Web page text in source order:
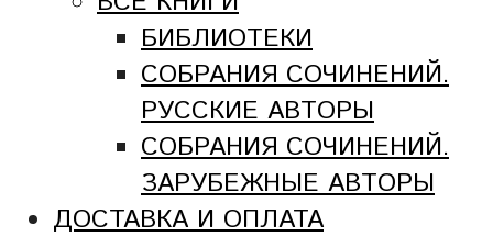
БИБЛИОТЕКИ
СОБРАНИЯ СОЧИНЕНИЙ.
РУССКИЕ АВТОРЫ
СОБРАНИЯ СОЧИНЕНИЙ.
ЗАРУБЕЖНЫЕ АВТОРЫ
ДОСТАВКА И ОПЛАТА